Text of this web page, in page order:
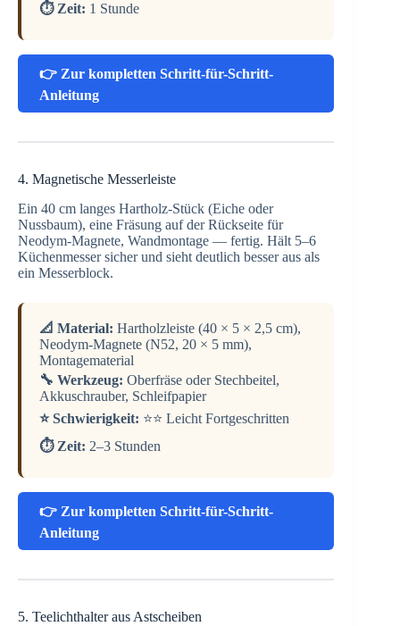
⏱️ Zeit: 1 Stunde
👉 Zur kompletten Schritt-für-Schritt-
Anleitung
4. Magnetische Messerleiste
Ein 40 cm langes Hartholz-Stück (Eiche oder
Nussbaum), eine Fräsung auf der Rückseite für
Neodym-Magnete, Wandmontage — fertig. Hält 5–6
Küchenmesser sicher und sieht deutlich besser aus als
ein Messerblock.
📐 Material: Hartholzleiste (40 × 5 × 2,5 cm),
Neodym-Magnete (N52, 20 × 5 mm),
Montagematerial
🔧 Werkzeug: Oberfräse oder Stechbeitel,
Akkuschrauber, Schleifpapier
⭐ Schwierigkeit: ⭐⭐ Leicht Fortgeschritten
⏱️ Zeit: 2–3 Stunden
👉 Zur kompletten Schritt-für-Schritt-
Anleitung
5. Teelichthalter aus Astscheiben